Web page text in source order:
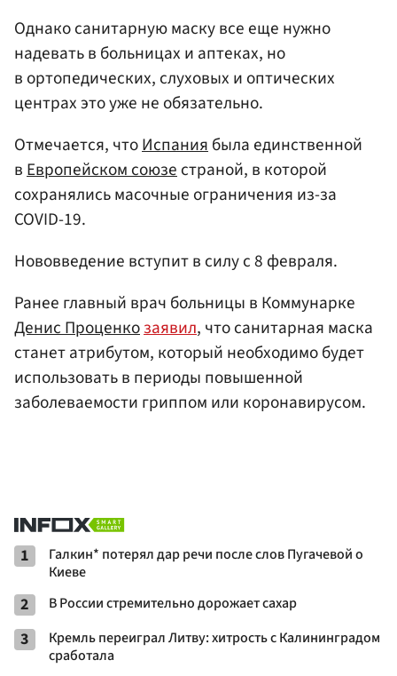
Однако санитарную маску все еще нужно
надевать в больницах и аптеках, но
в ортопедических, слуховых и оптических
центрах это уже не обязательно.
Отмечается, чтоИспаниябыла единственной
вЕвропейском союзестраной, в которой
сохранялись масочные ограничения из-за
COVID-19.
Нововведение вступит в силу с 8 февраля.
Ранее главный врач больницы в Коммунарке
Денис Проценкозаявил, что санитарная маска
станет атрибутом, который необходимо будет
использовать в периоды повышенной
заболеваемости гриппом или коронавирусом.
1
Галкин* потерял дар речи после слов Пугачевой о
Киеве
2 В России стремительно дорожает сахар
3
Кремль переиграл Литву: хитрость с Калининградом
сработала